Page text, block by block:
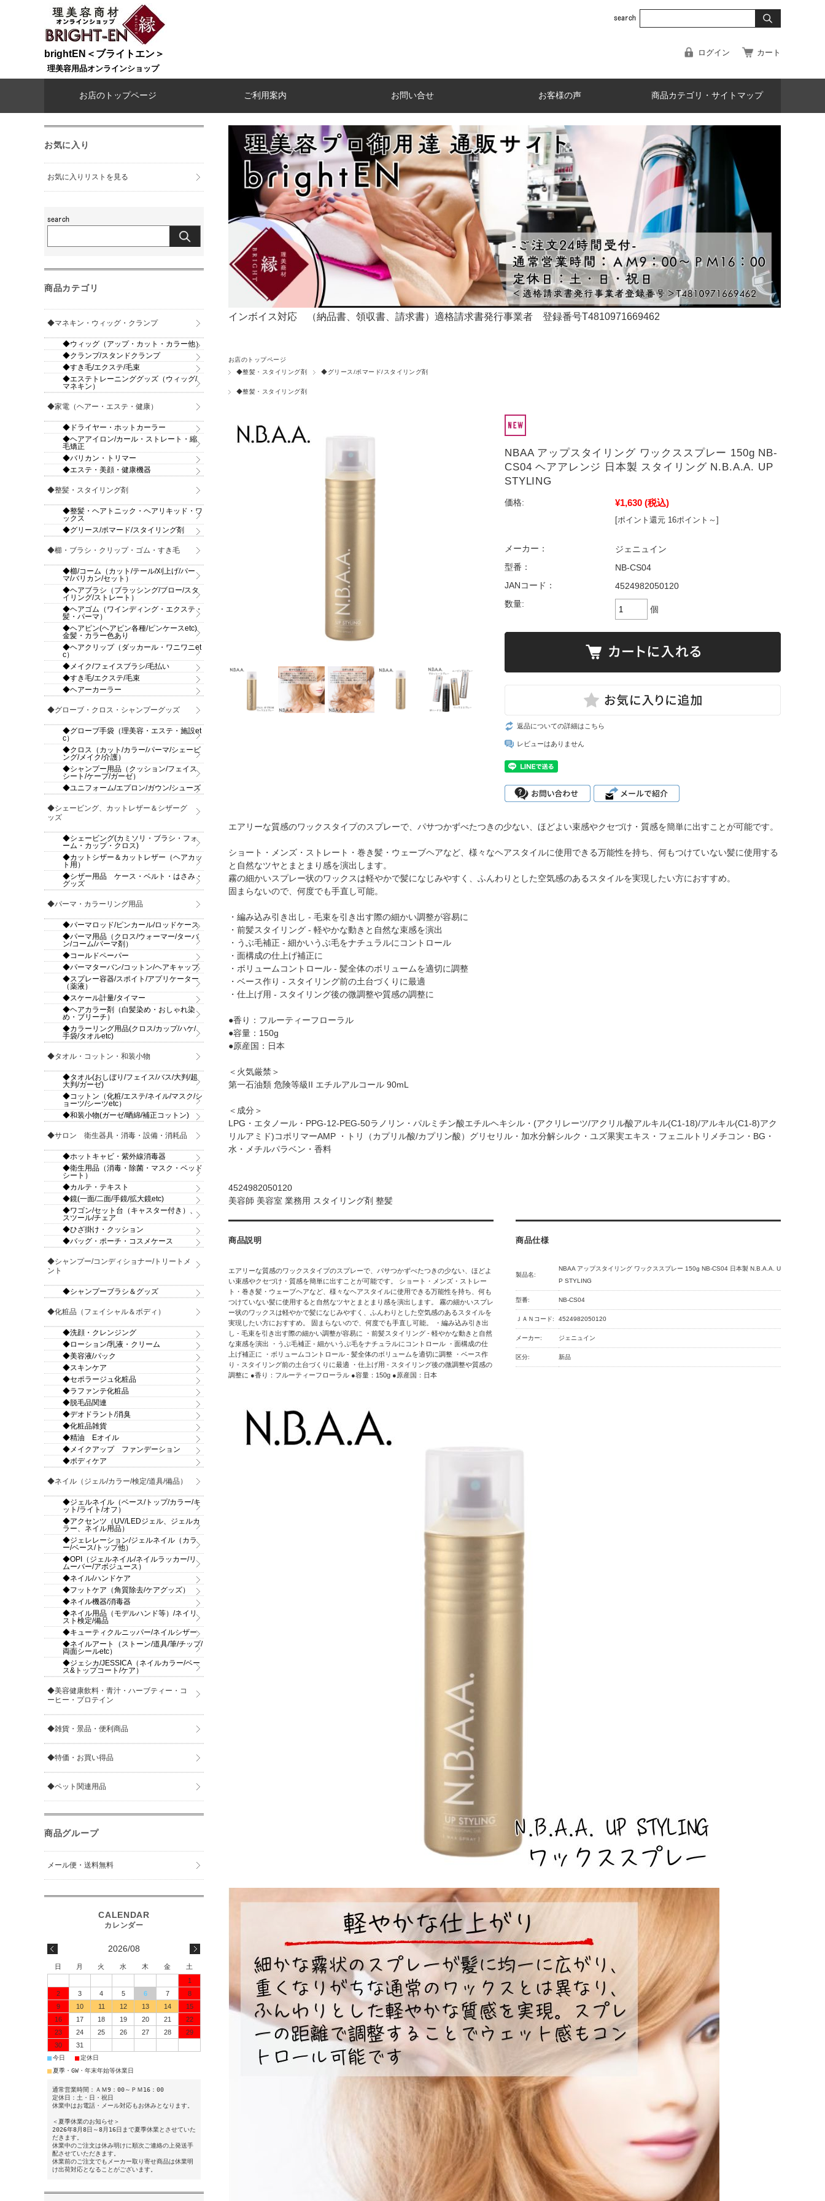
brightEN＜ブライトエン＞
理美容用品オンラインショップ
ログイン カート
お店のトップページ ご利用案内 お問い合せ お客様の声 商品カテゴリ・サイトマップ
インボイス対応 （納品書、領収書、請求書）適格請求書発行事業者 登録番号T4810971669462
お店のトップページ
◆整髪・スタイリング剤
◆グリース/ポマード/スタイリング剤
◆整髪・スタイリング剤
NBAA アップスタイリング ワックススプレー 150g NB-
CS04 ヘアアレンジ 日本製 スタイリング N.B.A.A. UP
STYLING
価格: ¥1,630 (税込)
[ポイント還元 16ポイント～]
メーカー：
ジェニュイン
型番：
NB-CS04
JANコード：
4524982050120
数量:
個
返品についての詳細はこちら
レビューはありません
エアリーな質感のワックスタイプのスプレーで、パサつかずべたつきの少ない、ほどよい束感やクセづけ・質感を簡単に出すことが可能です。
ショート・メンズ・ストレート・巻き髪・ウェーブヘアなど、様々なヘアスタイルに使用できる万能性を持ち、何もつけていない髪に使用する
と自然なツヤとまとまり感を演出します。
霧の細かいスプレー状のワックスは軽やかで髪になじみやすく、ふんわりとした空気感のあるスタイルを実現したい方におすすめ。
固まらないので、何度でも手直し可能。
・編み込み引き出し - 毛束を引き出す際の細かい調整が容易に
・前髪スタイリング - 軽やかな動きと自然な束感を演出
・うぶ毛補正 - 細かいうぶ毛をナチュラルにコントロール
・面構成の仕上げ補正に
・ボリュームコントロール - 髪全体のボリュームを適切に調整
・ベース作り - スタイリング前の土台づくりに最適
・仕上げ用 - スタイリング後の微調整や質感の調整に
●香り：フルーティーフローラル
●容量：150g
●原産国：日本
＜火気厳禁＞
第一石油類 危険等級II エチルアルコール 90mL
＜成分＞
LPG・エタノール・PPG-12-PEG-50ラノリン・パルミチン酸エチルヘキシル・(アクリレーツ/アクリル酸アルキル(C1-18)/アルキル(C1-8)アク
リルアミド)コポリマーAMP ・トリ（カプリル酸/カプリン酸）グリセリル・加水分解シルク・ユズ果実エキス・フェニルトリメチコン・BG・
水・メチルパラベン・香料
4524982050120
美容師 美容室 業務用 スタイリング剤 整髪
商品説明
エアリーな質感のワックスタイプのスプレーで、パサつかずべたつきの少ない、ほどよ
い束感やクセづけ・質感を簡単に出すことが可能です。 ショート・メンズ・ストレー
ト・巻き髪・ウェーブヘアなど、様々なヘアスタイルに使用できる万能性を持ち、何も
つけていない髪に使用すると自然なツヤとまとまり感を演出します。 霧の細かいスプレ
ー状のワックスは軽やかで髪になじみやすく、ふんわりとした空気感のあるスタイルを
実現したい方におすすめ。 固まらないので、何度でも手直し可能。 ・編み込み引き出
し - 毛束を引き出す際の細かい調整が容易に ・前髪スタイリング - 軽やかな動きと自然
な束感を演出 ・うぶ毛補正 - 細かいうぶ毛をナチュラルにコントロール ・面構成の仕
上げ補正に ・ボリュームコントロール - 髪全体のボリュームを適切に調整 ・ベース作
り - スタイリング前の土台づくりに最適 ・仕上げ用 - スタイリング後の微調整や質感の
調整に ●香り：フルーティーフローラル ●容量：150g ●原産国：日本
商品仕様
製品名:
NBAA アップスタイリング ワックススプレー 150g NB-CS04 日本製 N.B.A.A. U
P STYLING
型番: NB-CS04
ＪＡＮコード: 4524982050120
メーカー: ジェニュイン
区分: 新品
お気に入り
お気に入りリストを見る
商品カテゴリ
◆マネキン・ウィッグ・クランプ
◆ウィッグ（アップ・カット・カラー他）
◆クランプ/スタンドクランプ
◆すき毛/エクステ/毛束
◆エステトレーニンググッズ（ウィッグ/
マネキン）
◆家電（ヘアー・エステ・健康）
◆ドライヤー・ホットカーラー
◆ヘアアイロン/カール・ストレート・縮
毛矯正
◆バリカン・トリマー
◆エステ・美顔・健康機器
◆整髪・スタイリング剤
◆整髪・ヘアトニック・ヘアリキッド・ワ
ックス
◆グリース/ポマード/スタイリング剤
◆櫛・ブラシ・クリップ・ゴム・すき毛
◆櫛/コーム（カット/テール/刈上げ/パー
マ/バリカン/セット）
◆ヘアブラシ（ブラッシング/ブロー/スタ
イリング/ストレート）
◆ヘアゴム（ワインディング・エクステ・
髪・パーマ）
◆ヘアピン(ヘアピン各種/ピンケースetc)
金髪・カラー色あり
◆ヘアクリップ（ダッカール・ワニワニet
c）
◆メイク/フェイスブラシ/毛払い
◆すき毛/エクステ/毛束
◆ヘアーカーラー
◆グローブ・クロス・シャンプーグッズ
◆グローブ手袋（理美容・エステ・施設et
c）
◆クロス（カット/カラー/パーマ/シェービ
ング/メイク/介護）
◆シャンプー用品（クッション/フェイス
シート/ケープ/ガーゼ）
◆ユニフォーム/エプロン/ガウン/シューズ
◆シェービング、カットレザー＆シザーグ
ッズ
◆シェービング(カミソリ・ブラシ・フォ
ーム・カップ・クロス)
◆カットシザー＆カットレザー（ヘアカッ
ト用）
◆シザー用品 ケース・ベルト・はさみ・
グッズ
◆パーマ・カラーリング用品
◆パーマロッド/ピンカール/ロッドケース
◆パーマ用品（クロス/ウォーマー/ターバ
ン/コーム/パーマ剤）
◆コールドペーパー
◆パーマターバン/コットン/ヘアキャップ
◆スプレー容器/スポイト/アプリケーター
（薬液）
◆スケール計量/タイマー
◆ヘアカラー剤（白髪染め・おしゃれ染
め・ブリーチ）
◆カラーリング用品(クロス/カップ/ハケ/
手袋/タオルetc)
◆タオル・コットン・和装小物
◆タオル(おしぼり/フェイス/バス/大判/超
大判/ガーゼ)
◆コットン（化粧/エステ/ネイル/マスク/シ
ョーツ/シーツetc）
◆和装小物(ガーゼ/晒綿/補正コットン)
◆サロン 衛生器具・消毒・設備・消耗品
◆ホットキャビ・紫外線消毒器
◆衛生用品（消毒・除菌・マスク・ベッド
シート）
◆カルテ・テキスト
◆鏡(一面/二面/手鏡/拡大鏡etc)
◆ワゴン/セット台（キャスター付き）、
スツール/チェア
◆ひざ掛け・クッション
◆バッグ・ポーチ・コスメケース
◆シャンプー/コンディショナー/トリートメ
ント
◆シャンプーブラシ＆グッズ
◆化粧品（フェイシャル＆ボディ）
◆洗顔・クレンジング
◆ローション/乳液・クリーム
◆美容液/パック
◆スキンケア
◆セポラージュ化粧品
◆ラファンテ化粧品
◆脱毛品関連
◆デオドラント/消臭
◆化粧品雑貨
◆精油 Eオイル
◆メイクアップ ファンデーション
◆ボディケア
◆ネイル（ジェル/カラー/検定/道具/備品）
◆ジェルネイル（ベース/トップ/カラー/キ
ット/ライト/オフ）
◆アクセンツ（UV/LEDジェル、ジェルカ
ラー、ネイル用品）
◆ジェレレーション/ジェルネイル（カラ
ー/ベース/トップ他）
◆OPI（ジェルネイル/ネイルラッカー/リ
ムーバー/アボジュース）
◆ネイル/ハンドケア
◆フットケア（角質除去/ケアグッズ）
◆ネイル機器/消毒器
◆ネイル用品（モデルハンド等）/ネイリ
スト検定/備品
◆キューティクルニッパー/ネイルシザー
◆ネイルアート（ストーン/道具/筆/チップ/
両面シールetc）
◆ジェシカ/JESSICA（ネイルカラー/ベー
ス&トップコート/ケア）
◆美容健康飲料・青汁・ハーブティー・コ
ーヒー・プロテイン
◆雑貨・景品・便利商品
◆特価・お買い得品
◆ペット関連用品
商品グループ
メール便・送料無料
2026/08
日 月 火 水 木 金
土
1
2
3 4 5 6 7
8
9
10 11 12 13 14
15
16
17 18 19 20 21
22
23
24 25 26 27 28
29
30
31
■今日 ■定休日
■夏季・GW・年末年始等休業日
通常営業時間：ＡＭ9：00～ＰＭ16：00
定休日：土・日・祝日
休業中はお電話・メール対応もお休みとなります。
＜夏季休業のお知らせ＞
2026年8月8日～8月16日まで夏季休業とさせていた
だきます。
休業中のご注文は休み明けに順次ご連絡の上発送手
配させていただきます。
休業前のご注文でもメーカー取り寄せ商品は休業明
け出荷対応となることがございます。